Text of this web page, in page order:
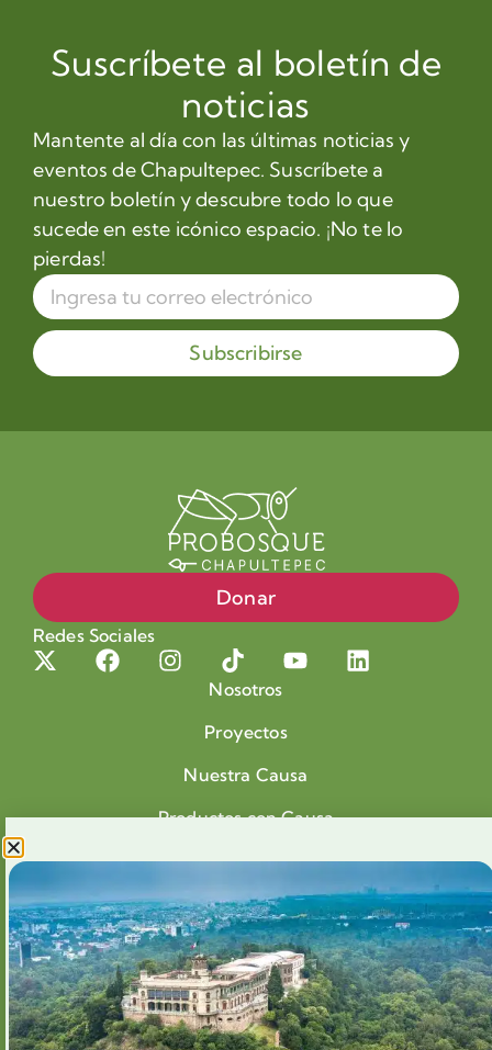
Suscríbete al boletín de
noticias
Mantente al día con las últimas noticias y
eventos de Chapultepec. Suscríbete a
nuestro boletín y descubre todo lo que
sucede en este icónico espacio. ¡No te lo
pierdas!
Subscribirse
Donar
Redes Sociales
Nosotros
Proyectos
Nuestra Causa
Productos con Causa
Blog
Aliados
Legales
Prensa
Preguntas Frecuentes